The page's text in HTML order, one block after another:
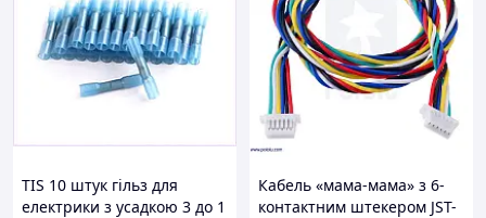
TIS 10 штук гільз для
електрики з усадкою 3 до 1
Кабель «мама-мама» з 6-
контактним штекером JST-